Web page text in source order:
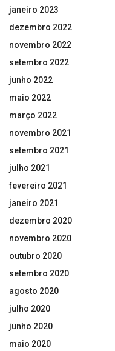
janeiro 2023
dezembro 2022
novembro 2022
setembro 2022
junho 2022
maio 2022
março 2022
novembro 2021
setembro 2021
julho 2021
fevereiro 2021
janeiro 2021
dezembro 2020
novembro 2020
outubro 2020
setembro 2020
agosto 2020
julho 2020
junho 2020
maio 2020